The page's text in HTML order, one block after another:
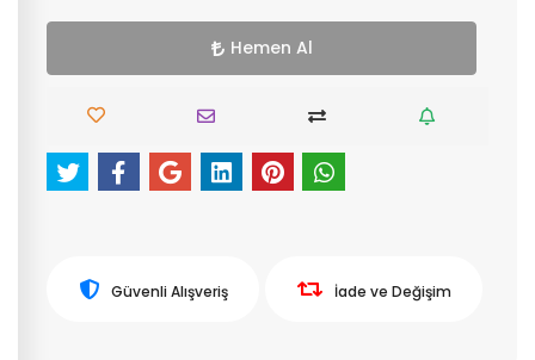
Hemen Al
Güvenli Alışveriş İade ve Değişim